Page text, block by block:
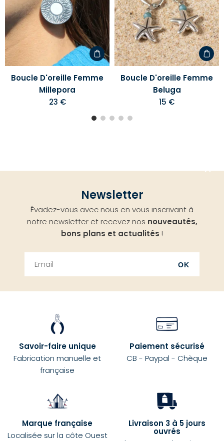
votre
liste
d'envies
Boucle D'oreille Femme
Millepora
23 €
votre
liste
Boucle D'oreille Femme
Beluga
15 €
Newsletter
Évadez-vous avec nous en vous inscrivant à
notre newsletter et recevez nos nouveautés,
bons plans et actualités !
OK
Savoir-faire unique
Fabrication manuelle et
française
Paiement sécurisé
CB - Paypal - Chèque
Marque française
Localisée sur la côte Ouest
Livraison 3 à 5 jours
ouvrés